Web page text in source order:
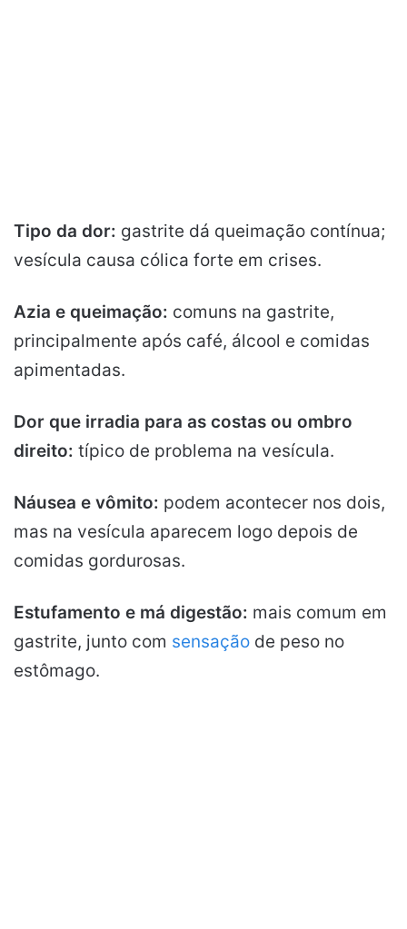
Tipo da dor: gastrite dá queimação contínua;
vesícula causa cólica forte em crises.
Azia e queimação: comuns na gastrite,
principalmente após café, álcool e comidas
apimentadas.
Dor que irradia para as costas ou ombro
direito: típico de problema na vesícula.
Náusea e vômito: podem acontecer nos dois,
mas na vesícula aparecem logo depois de
comidas gordurosas.
Estufamento e má digestão: mais comum em
gastrite, junto com sensação de peso no
estômago.